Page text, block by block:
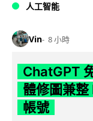
人工智能
Vin 8 小時
ChatGPT
體修圖兼整
帳號